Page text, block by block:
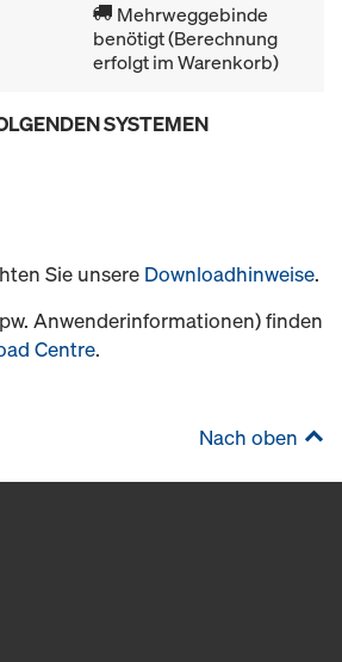
Mehrweggebinde
benötigt (Berechnung
erfolgt im Warenkorb)
SYSTEMEN
Sie unsere Downloadhinweise.
Anwenderinformationen) finden
Centre.
Nach oben